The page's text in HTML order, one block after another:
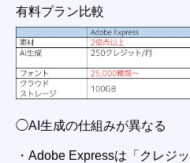
有料プラン比較
◯AI生成の仕組みが異なる
・Adobe Expressは「クレジ